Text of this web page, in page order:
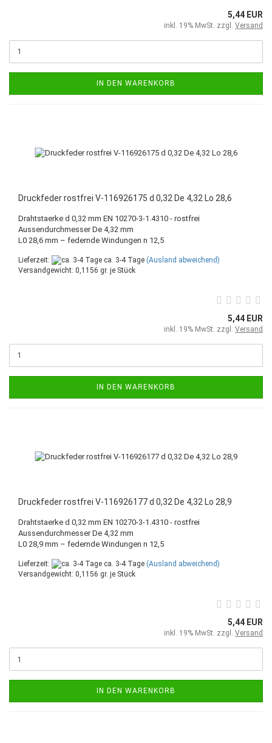
5,44 EUR
inkl. 19% MwSt. zzgl. Versand
IN DEN WARENKORB
Druckfeder rostfrei V-116926175 d 0,32 De 4,32 Lo 28,6
Drahtstaerke d 0,32 mm EN 10270-3-1.4310 - rostfrei
Aussendurchmesser De 4,32 mm
L0 28,6 mm – federnde Windungen n 12,5
Lieferzeit: ca. 3-4 Tage (Ausland abweichend)
Versandgewicht: 0,1156 gr. je Stück
5,44 EUR
inkl. 19% MwSt. zzgl. Versand
IN DEN WARENKORB
Druckfeder rostfrei V-116926177 d 0,32 De 4,32 Lo 28,9
Drahtstaerke d 0,32 mm EN 10270-3-1.4310 - rostfrei
Aussendurchmesser De 4,32 mm
L0 28,9 mm – federnde Windungen n 12,5
Lieferzeit: ca. 3-4 Tage (Ausland abweichend)
Versandgewicht: 0,1156 gr. je Stück
5,44 EUR
inkl. 19% MwSt. zzgl. Versand
IN DEN WARENKORB